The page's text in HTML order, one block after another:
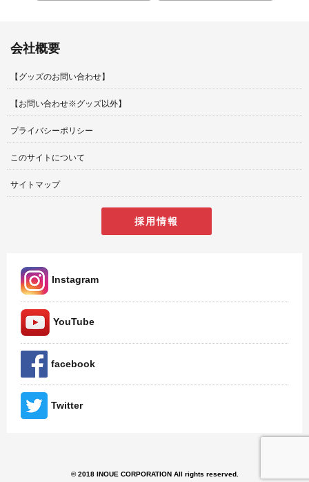
会社概要
【グッズのお問い合わせ】
【お問い合わせ※グッズ以外】
プライバシーポリシー
このサイトについて
サイトマップ
採用情報
Instagram
YouTube
facebook
Twitter
© 2018 INOUE CORPORATION All rights reserved.